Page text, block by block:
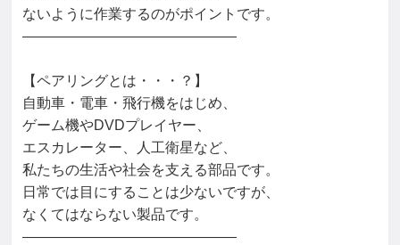
ないように作業するのがポイントです。
―――――――――――――――
【ペアリングとは・・・？】
自動車・電車・飛行機をはじめ、
ゲーム機やDVDプレイヤー、
エスカレーター、人工衛星など、
私たちの生活や社会を支える部品です。
日常では目にすることは少ないですが、
なくてはならない製品です。
―――――――――――――――